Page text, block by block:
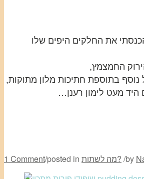
את החלקים היפים שלו
החמצמץ,
בתוספת חתיכות מלון מתוקות,
מעט לימון רענן…
1 Comment/posted in מה לשתות? /by